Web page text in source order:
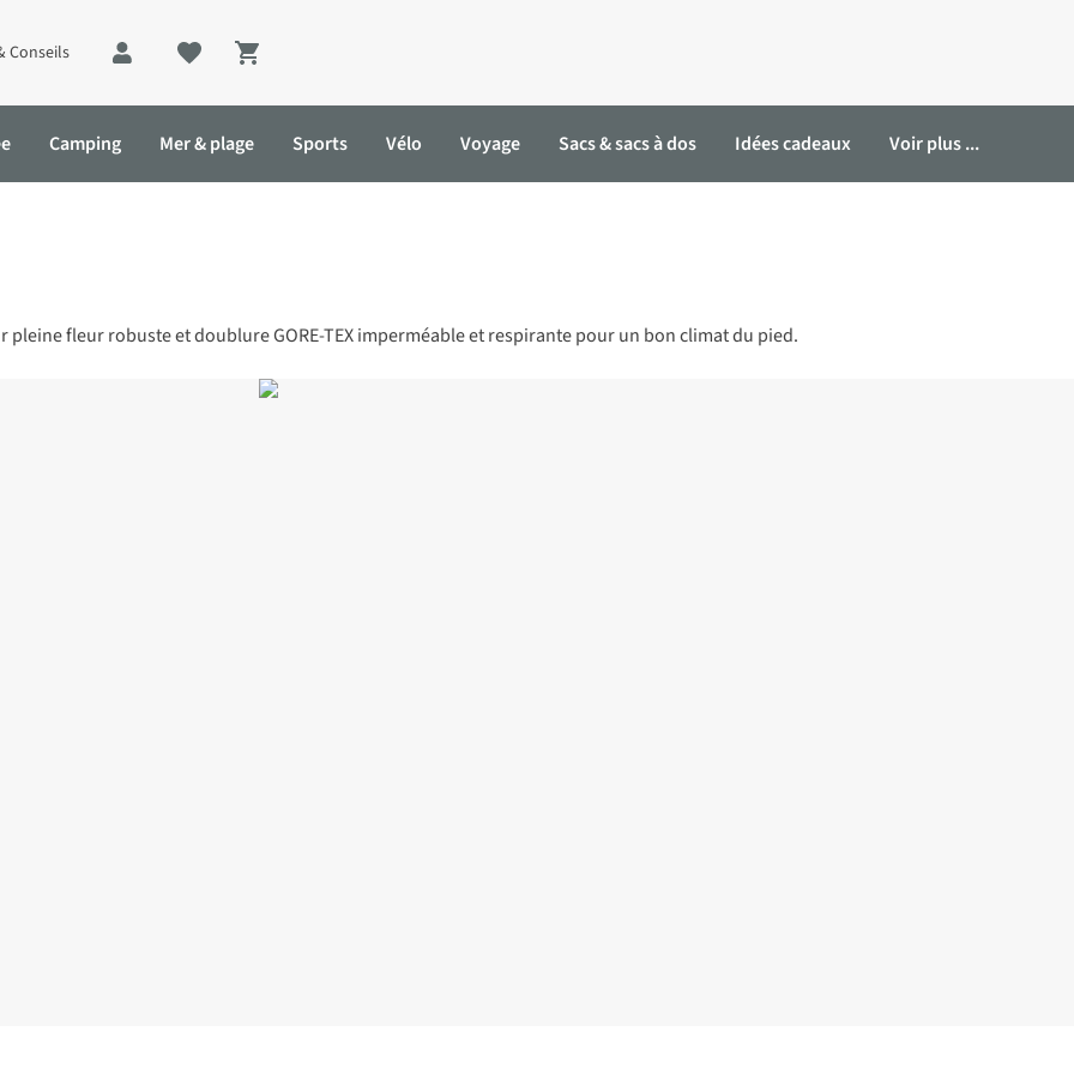
Conseils
Shopping cart
Camping Mer & plage Sports Vélo Voyage Sacs & sacs à dos Idées cadeaux Voir plus ...
fleur robuste et doublure GORE-TEX imperméable et respirante pour un bon climat du pied.